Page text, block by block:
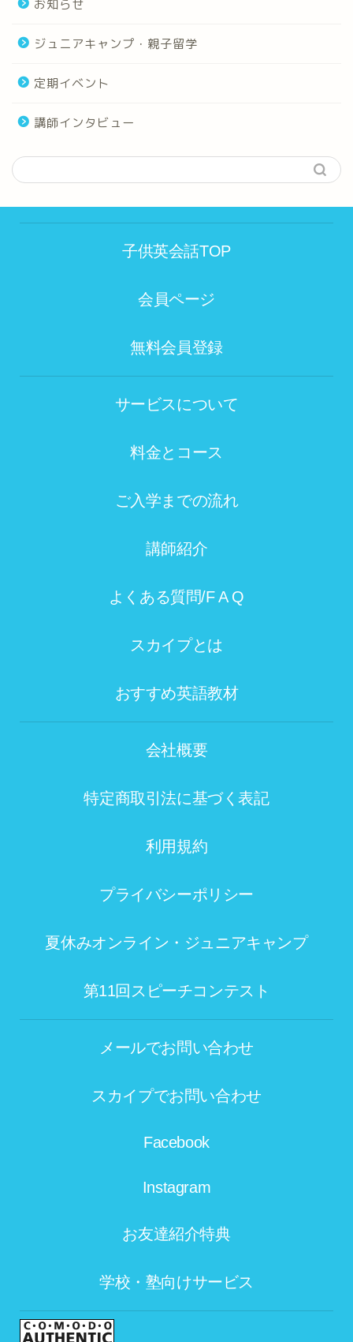
お知らせ
ジュニアキャンプ・親子留学
定期イベント
講師インタビュー
子供英会話TOP
会員ページ
無料会員登録
サービスについて
料金とコース
ご入学までの流れ
講師紹介
よくある質問/F A Q
スカイプとは
おすすめ英語教材
会社概要
特定商取引法に基づく表記
利用規約
プライバシーポリシー
夏休みオンライン・ジュニアキャンプ
第11回スピーチコンテスト
メールでお問い合わせ
スカイプでお問い合わせ
Facebook
Instagram
お友達紹介特典
学校・塾向けサービス